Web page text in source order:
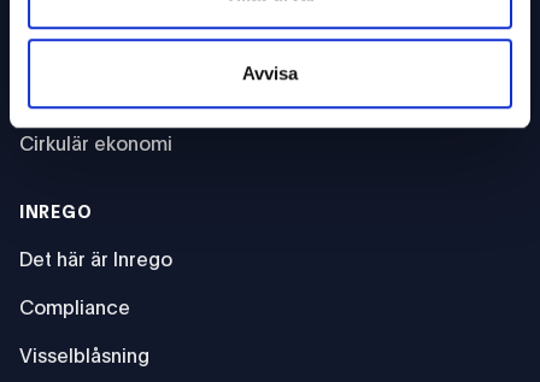
Avvisa
VÅR DRIVKRAFT
Cirkulär ekonomi
INREGO
Det här är Inrego
Compliance
Visselblåsning